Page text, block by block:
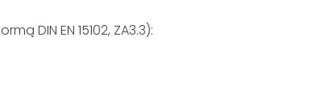
DIN EN 15102, ZA3.3):